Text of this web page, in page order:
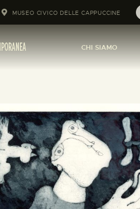
MUSEO CIVICO DELLE CAPPUCCINE
CHI SIAMO